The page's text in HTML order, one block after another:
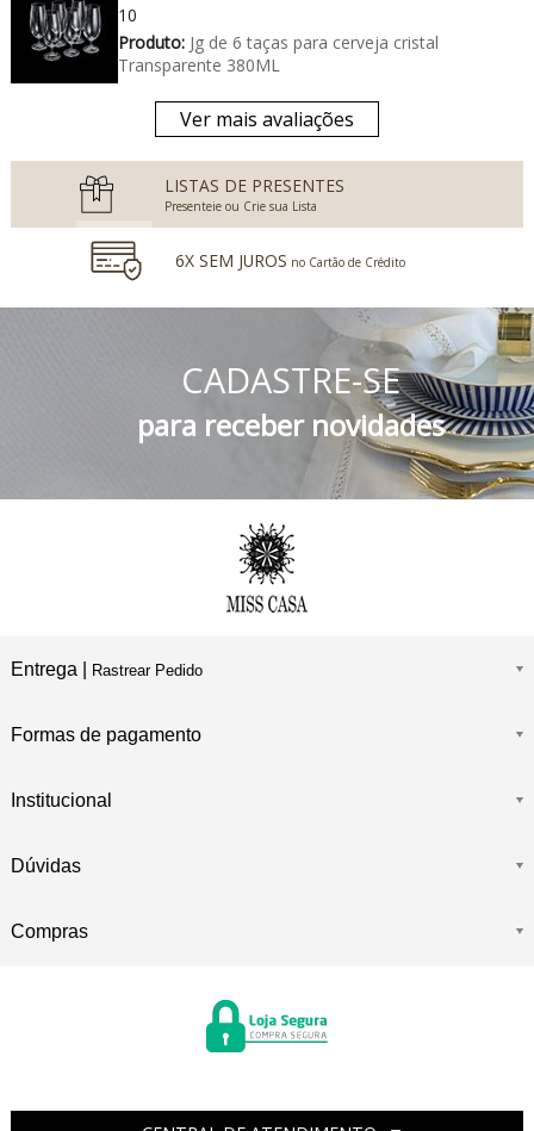
10
Produto:Jg de 6 taças para cerveja cristal
Transparente 380ML
Ver mais avaliações
LISTAS DE PRESENTES
Presenteie ou Crie sua Lista
6X SEM JUROS no Cartão de Crédito
no Boleto Bancário e PIX
FRETE GRÁTIS Consulte o Regulamento
CADASTRE-SE
para receber novidades
Entrega | Rastrear Pedido
Formas de pagamento
Institucional
Dúvidas
Compras